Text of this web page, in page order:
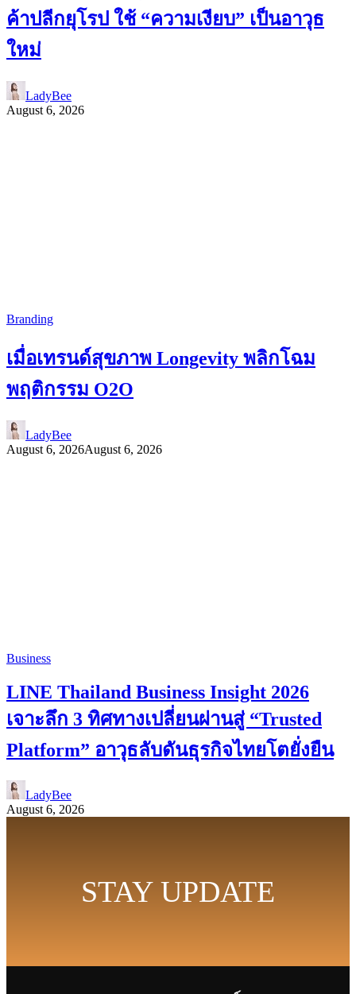
ค้าปลีกยุโรป ใช้ “ความเงียบ” เป็นอาวุธ
ใหม่
LadyBee
August 6, 2026
Branding
เมื่อเทรนด์สุขภาพ Longevity พลิกโฉม
พฤติกรรม O2O
LadyBee
August 6, 2026August 6, 2026
Business
LINE Thailand Business Insight 2026
เจาะลึก 3 ทิศทางเปลี่ยนผ่านสู่ “Trusted
Platform” อาวุธลับดันธุรกิจไทยโตยั่งยืน
LadyBee
August 6, 2026
STAY UPDATE